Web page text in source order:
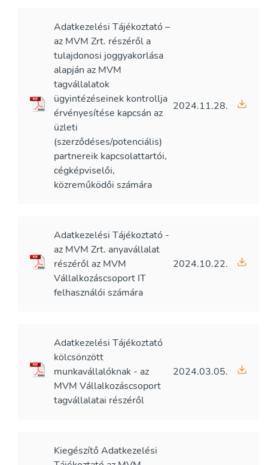
Adatkezelési Tájékoztató –
az MVM Zrt. részéről a
tulajdonosi joggyakorlása
alapján az MVM
tagvállalatok
ügyintézéseinek kontrollja
érvényesítése kapcsán az
üzleti
(szerződéses/potenciális)
partnereik kapcsolattartói,
cégképviselői,
közreműködői számára
2024.11.28.
Adatkezelési Tájékoztató -
az MVM Zrt. anyavállalat
részéről az MVM
Vállalkozáscsoport IT
felhasználói számára
2024.10.22.
Adatkezelési Tájékoztató
kölcsönzött
munkavállalóknak - az
MVM Vállalkozáscsoport
tagvállalatai részéről
2024.03.05.
Kiegészítő Adatkezelési